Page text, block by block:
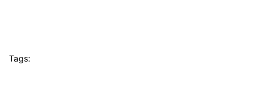
Tags: